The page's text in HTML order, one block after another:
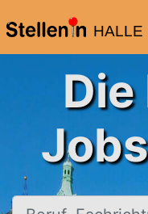
HALLE
Beruf, Fachrichtung,